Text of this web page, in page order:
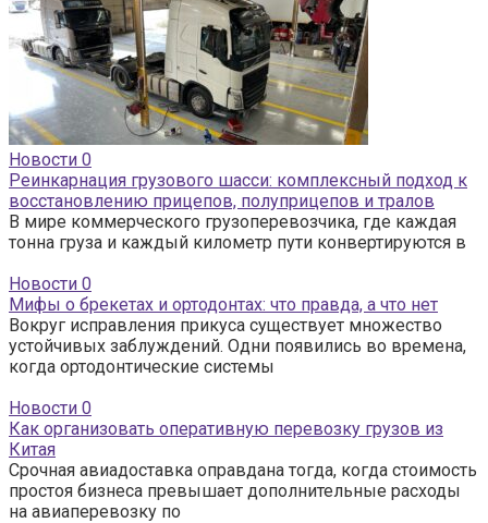
Новости 0
Реинкарнация грузового шасси: комплексный подход к
восстановлению прицепов, полуприцепов и тралов
В мире коммерческого грузоперевозчика, где каждая
тонна груза и каждый километр пути конвертируются в
Новости 0
Мифы о брекетах и ортодонтах: что правда, а что нет
Вокруг исправления прикуса существует множество
устойчивых заблуждений. Одни появились во времена,
когда ортодонтические системы
Новости 0
Как организовать оперативную перевозку грузов из
Китая
Срочная авиадоставка оправдана тогда, когда стоимость
простоя бизнеса превышает дополнительные расходы
на авиаперевозку по